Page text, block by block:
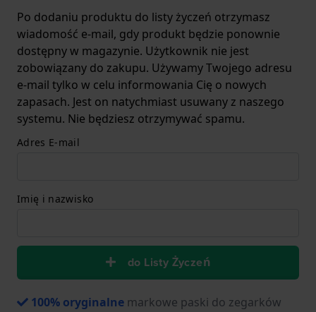
Po dodaniu produktu do listy życzeń otrzymasz
wiadomość e-mail, gdy produkt będzie ponownie
dostępny w magazynie. Użytkownik nie jest
zobowiązany do zakupu. Używamy Twojego adresu
e-mail tylko w celu informowania Cię o nowych
zapasach. Jest on natychmiast usuwany z naszego
systemu. Nie będziesz otrzymywać spamu.
Adres E-mail
Imię i nazwisko
do Listy Życzeń
100% oryginalne markowe paski do zegarków